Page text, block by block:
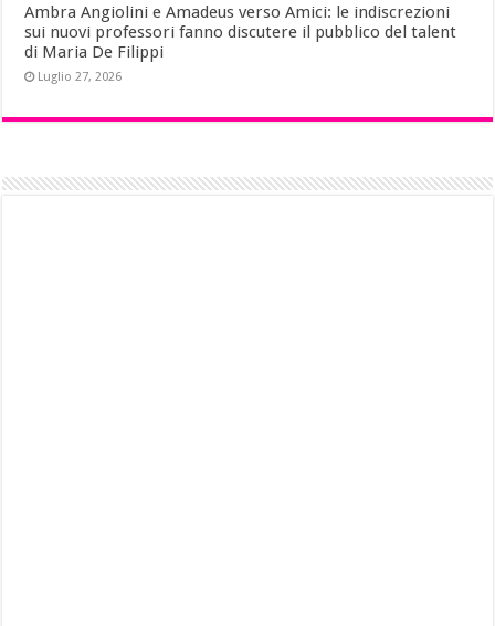
Ambra Angiolini e Amadeus verso Amici: le indiscrezioni
sui nuovi professori fanno discutere il pubblico del talent
di Maria De Filippi
Luglio 27, 2026